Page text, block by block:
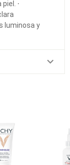
·
luminosa y